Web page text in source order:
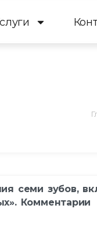
семи зубов,
Комментарии